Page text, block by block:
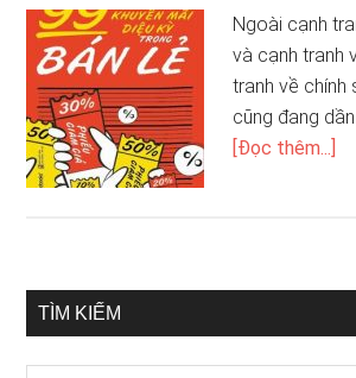
Ngoài cạnh
và cạnh tranh
tranh về chính
cũng đang
[Đọc thêm...]
TÌM KIẾM